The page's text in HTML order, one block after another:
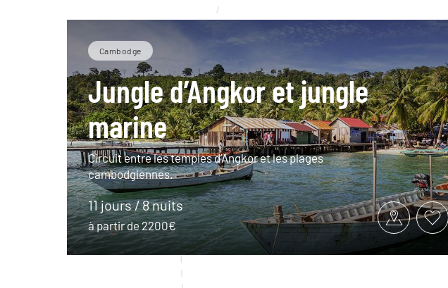
Cambodge
Jungle d’Angkor et jungle
marine
Circuit entre les temples d’Angkor et les plages
cambodgiennes.
11 jours / 8 nuits
à partir de 2200€